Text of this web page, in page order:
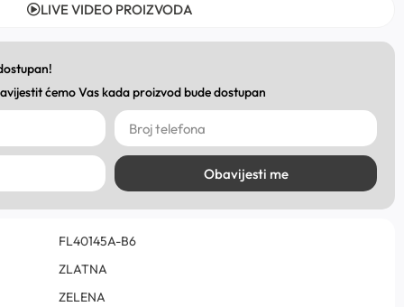
LIVE VIDEO PROIZVODA
ćemo Vas kada proizvod bude dostupan
Obavijesti me
FL40145A-B6
ZLATNA
ZELENA